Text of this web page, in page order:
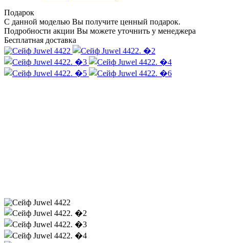
Подарок
С данной моделью Вы получите ценный подарок.
Подробности акции Вы можете уточнить у менеджера
Бесплатная доставка